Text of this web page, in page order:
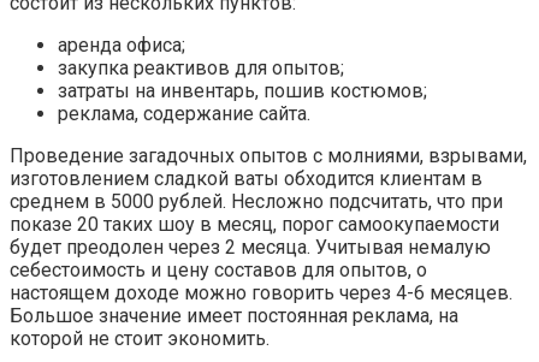
аренда офиса;
закупка реактивов для опытов;
затраты на инвентарь, пошив костюмов;
реклама, содержание сайта.
Проведение загадочных опытов с молниями, взрывами,
изготовлением сладкой ваты обходится клиентам в
среднем в 5000 рублей. Несложно подсчитать, что при
показе 20 таких шоу в месяц, порог самоокупаемости
будет преодолен через 2 месяца. Учитывая немалую
себестоимость и цену составов для опытов, о
настоящем доходе можно говорить через 4-6 месяцев.
Большое значение имеет постоянная реклама, на
которой не стоит экономить.